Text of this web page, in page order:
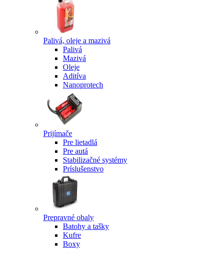
Palivá, oleje a mazivá
Palivá
Mazivá
Oleje
Aditíva
Nanoprotech
Prijímače
Pre lietadlá
Pre autá
Stabilizačné systémy
Príslušenstvo
Prepravné obaly
Batohy a tašky
Kufre
Boxy